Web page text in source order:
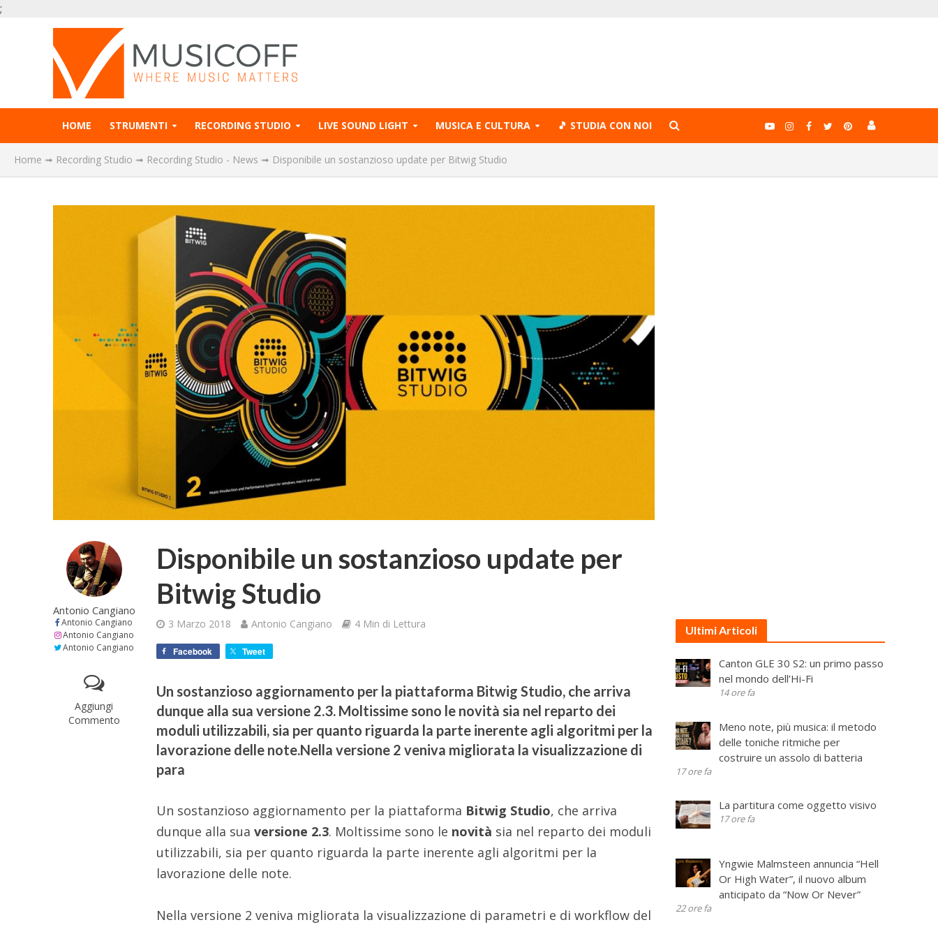
;
HOME STRUMENTI RECORDING STUDIO LIVE SOUND LIGHT MUSICA E CULTURA 🎵 STUDIA CON NOI
Home ➟ Recording Studio ➟ Recording Studio - News ➟ Disponibile un sostanzioso update per Bitwig Studio
Antonio Cangiano
Antonio Cangiano
Antonio Cangiano
Antonio Cangiano
Aggiungi
Commento
Disponibile un sostanzioso update per
Bitwig Studio
3 Marzo 2018 Antonio Cangiano 4 Min di Lettura
Facebook Tweet
Un sostanzioso aggiornamento per la piattaforma Bitwig Studio, che arriva
dunque alla sua versione 2.3. Moltissime sono le novità sia nel reparto dei
moduli utilizzabili, sia per quanto riguarda la parte inerente agli algoritmi per la
lavorazione delle note.Nella versione 2 veniva migliorata la visualizzazione di
para
Un sostanzioso aggiornamento per la piattaforma Bitwig Studio, che arriva
dunque alla suaversione 2.3. Moltissime sono le novità sia nel reparto dei moduli
utilizzabili, sia per quanto riguarda la parte inerente agli algoritmi per la
lavorazione delle note.
Nella versione 2 veniva migliorata la visualizzazione di parametri e di workflow del
Ultimi Articoli
Canton GLE 30 S2: un primo passo
nel mondo dell’Hi-Fi
14 ore fa
Meno note, più musica: il metodo
delle toniche ritmiche per
costruire un assolo di batteria
17 ore fa
La partitura come oggetto visivo
17 ore fa
Yngwie Malmsteen annuncia “Hell
Or High Water”, il nuovo album
anticipato da “Now Or Never”
22 ore fa